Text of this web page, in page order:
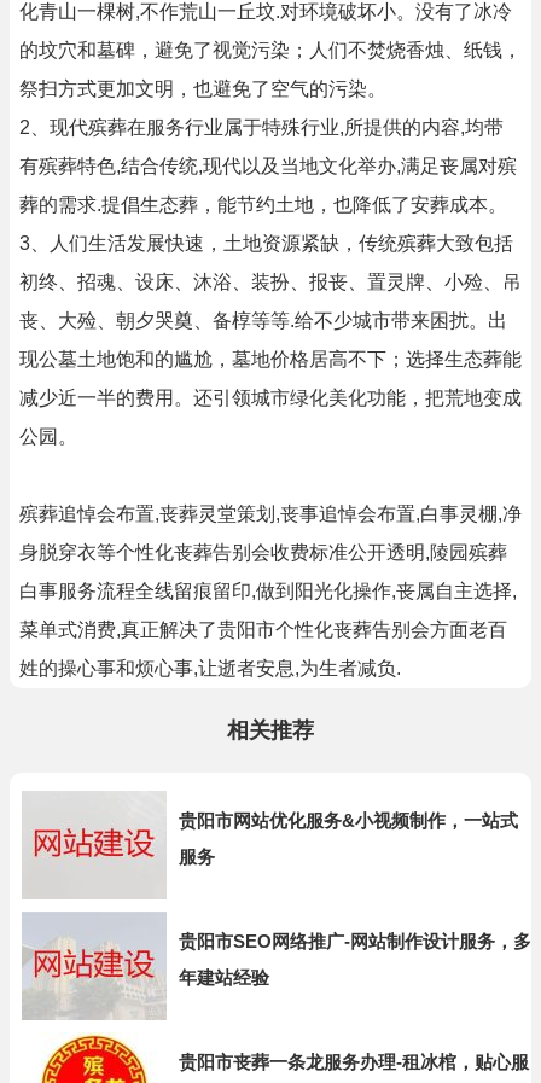
化青山一棵树,不作荒山一丘坟.对环境破坏小。没有了冰冷
的坟穴和墓碑，避免了视觉污染；人们不焚烧香烛、纸钱，
祭扫方式更加文明，也避免了空气的污染。
2、现代殡葬在服务行业属于特殊行业,所提供的内容,均带
有殡葬特色,结合传统,现代以及当地文化举办,满足丧属对殡
葬的需求.提倡生态葬，能节约土地，也降低了安葬成本。
3、人们生活发展快速，土地资源紧缺，传统殡葬大致包括
初终、招魂、设床、沐浴、装扮、报丧、置灵牌、小殓、吊
丧、大殓、朝夕哭奠、备椁等等.给不少城市带来困扰。出
现公墓土地饱和的尴尬，墓地价格居高不下；选择生态葬能
减少近一半的费用。还引领城市绿化美化功能，把荒地变成
公园。
殡葬追悼会布置,丧葬灵堂策划,丧事追悼会布置,白事灵棚,净
身脱穿衣等个性化丧葬告别会收费标准公开透明,陵园殡葬
白事服务流程全线留痕留印,做到阳光化操作,丧属自主选择,
菜单式消费,真正解决了贵阳市个性化丧葬告别会方面老百
姓的操心事和烦心事,让逝者安息,为生者减负.
相关推荐
贵阳市网站优化服务&小视频制作，一站式
服务
贵阳市SEO网络推广-网站制作设计服务，多
年建站经验
贵阳市丧葬一条龙服务办理-租冰棺，贴心服